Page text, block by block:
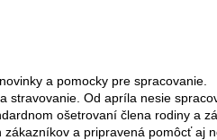
a pomocky pre spracovanie.
stravovanie. Od apríla nesie
ošetrovaní člena rodiny a
a pripravená pomôcť aj